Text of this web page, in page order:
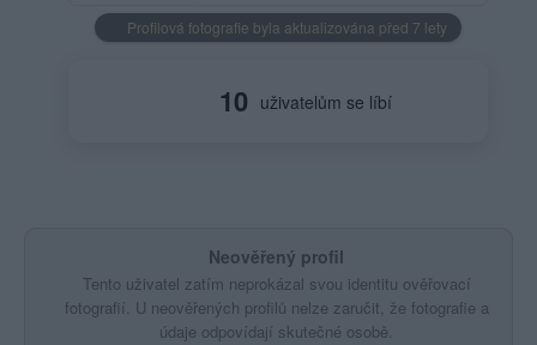
Profilová fotografie byla aktualizována před 7 lety
10 uživatelům se líbí
Neověřený profil
Tento uživatel zatím neprokázal svou identitu ověřovací
fotografií. U neověřených profilů nelze zaručit, že fotografie a
údaje odpovídají skutečné osobě.